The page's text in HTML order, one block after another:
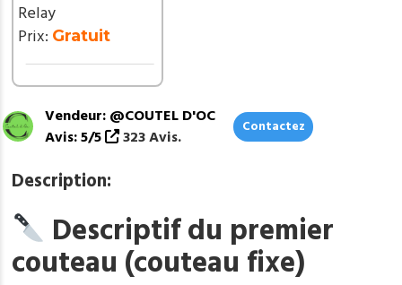
de
poche
Offert
ref
D312
Relay
Prix: Gratuit
Vendeur: @COUTEL D'OC
Avis: 5/5
323 Avis.
Contactez
Description:
Descriptif du premier
couteau (couteau fixe)